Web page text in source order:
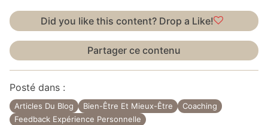
Did you like this content? Drop a Like!
Partager ce contenu
Posté dans :
Articles Du Blog Bien-Être Et Mieux-Être
Coaching
Feedback Expérience Personnelle